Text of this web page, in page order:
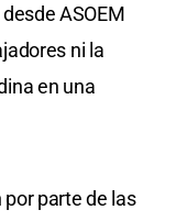
ASOEM
ni la
en una
parte de las